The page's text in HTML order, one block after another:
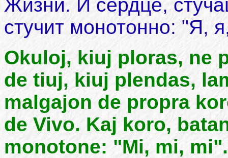
Жизни. И сердце,
стучит монотонно: "Я,
Okuloj, kiuj ploras, ne
de tiuj, kiuj plendas,
malgajon de propra
de Vivo. Kaj koro,
monotone: "Mi, mi, mi".